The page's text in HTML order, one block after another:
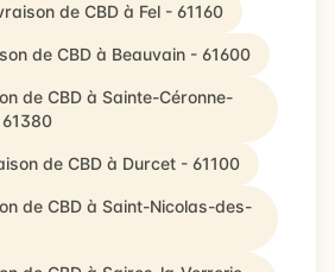
de CBD à Fel - 61160
de CBD à Beauvain - 61600
de CBD à Sainte-Céronne-
de CBD à Durcet - 61100
de CBD à Saint-Nicolas-des-